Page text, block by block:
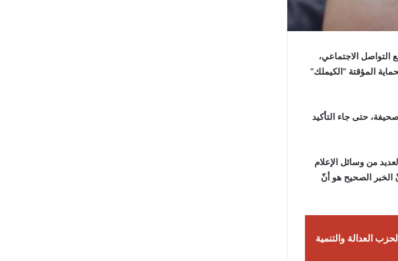
الاجتماعي،
المؤقتة “الكيملك”
حتى جاء التأكيد
من وسائل الإعلام
الخبر الصحيح هو أنّ
العدالة والتنمية